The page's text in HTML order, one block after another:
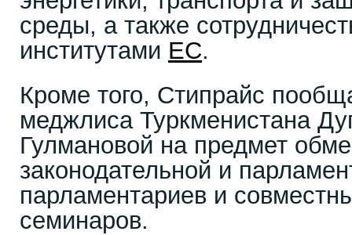
среды, а также
институтами ЕС.
Кроме того, Стипрайс
меджлиса Туркменистана
Гулмановой на предмет
законодательной и
парламентариев и
семинаров.